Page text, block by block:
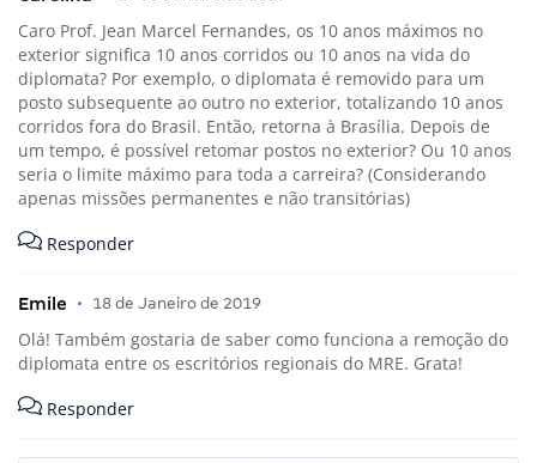
Caro Prof. Jean Marcel Fernandes, os 10 anos máximos no
exterior significa 10 anos corridos ou 10 anos na vida do
diplomata? Por exemplo, o diplomata é removido para um
posto subsequente ao outro no exterior, totalizando 10 anos
corridos fora do Brasil. Então, retorna à Brasília. Depois de
um tempo, é possível retomar postos no exterior? Ou 10 anos
seria o limite máximo para toda a carreira? (Considerando
apenas missões permanentes e não transitórias)
Responder
Emile • 18 de Janeiro de 2019
Olá! Também gostaria de saber como funciona a remoção do
diplomata entre os escritórios regionais do MRE. Grata!
Responder